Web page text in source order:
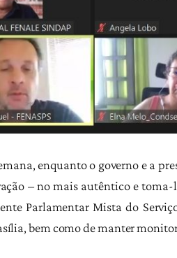
enquanto o governo e a
– no mais autêntico e
Parlamentar Mista do
bem como de manter